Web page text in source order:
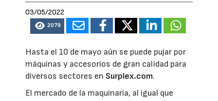
03/05/2022
2079
Hasta el 10 de mayo aún se puede pujar por
máquinas y accesorios de gran calidad para
diversos sectores en Surplex.com.
El mercado de la maquinaria, al igual que